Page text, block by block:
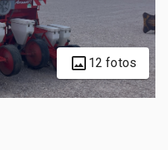
12 fotos